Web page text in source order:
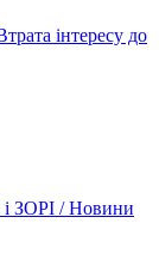
інтересу до
ЗОРІ / Новини